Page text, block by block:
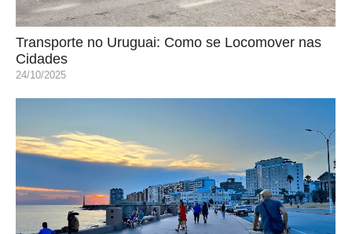
Transporte no Uruguai: Como se Locomover nas
Cidades
24/10/2025